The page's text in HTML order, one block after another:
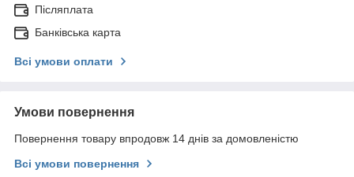
Післяплата
Банківська карта
Всі умови оплати
Умови повернення
Повернення товару впродовж 14 днів за домовленістю
Всі умови повернення